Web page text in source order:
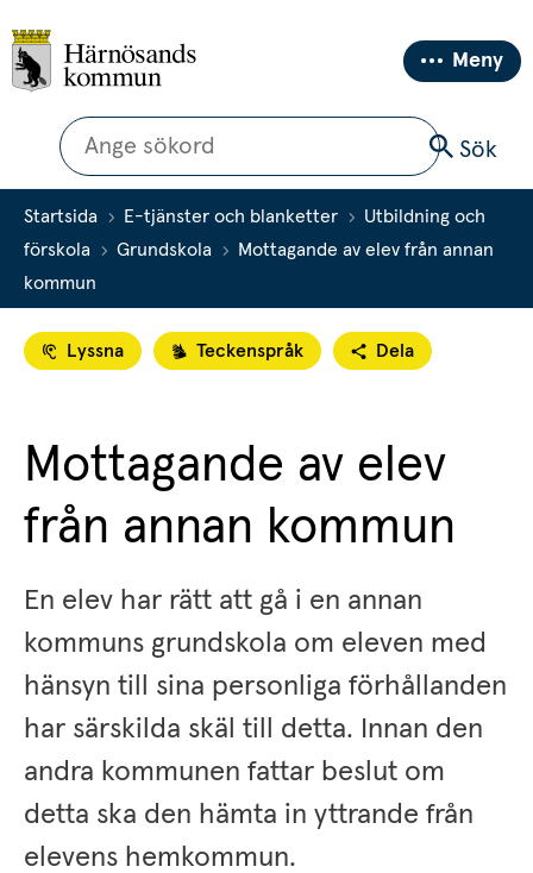
Meny
Sök
Sök
Startsida E-tjänster och blanketter
Utbildning och
förskola
Grundskola
Mottagande av elev från annan
kommun
Lyssna Teckenspråk Dela
Mottagande av elev
från annan kommun
En elev har rätt att gå i en annan
kommuns grundskola om eleven med
hänsyn till sina personliga förhållanden
har särskilda skäl till detta. Innan den
andra kommunen fattar beslut om
detta ska den hämta in yttrande från
elevens hemkommun.